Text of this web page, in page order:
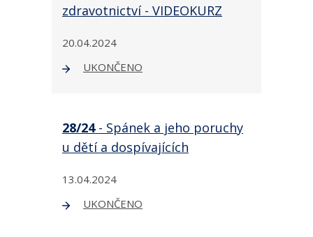
zdravotnictví - VIDEOKURZ
20.04.2024
UKONČENO
28/24- Spánek a jeho poruchy
u dětí a dospívajících
13.04.2024
UKONČENO